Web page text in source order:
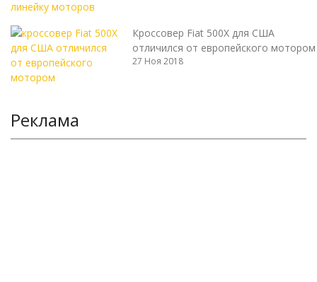
Кроссовер Fiat 500X для США
отличился от европейского мотором
27 Ноя 2018
Реклама